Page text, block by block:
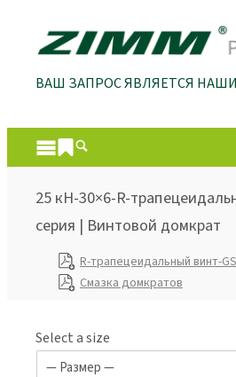
ВАШ ЗАПРОС ЯВЛЯЕТСЯ
25 кН-30×6-R-
серия | Винтовой домкрат
R-трапецеидальный винт-
Смазка домкратов
Select a size